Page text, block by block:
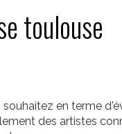
toulouse
en terme
des artistes